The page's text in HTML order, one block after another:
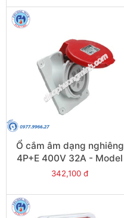
Ổ cắm âm dạng nghiêng
4P+E 400V 32A - Model
PKF32F435
342,100 đ